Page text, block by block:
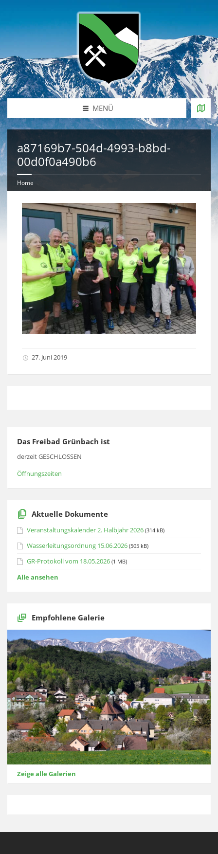
MENÜ
a87169b7-504d-4993-b8bd-
00d0f0a490b6
Home
27. Juni 2019
Das Freibad Grünbach ist
derzeit GESCHLOSSEN
Öffnungszeiten
Aktuelle Dokumente
Veranstaltungskalender 2. Halbjahr 2026 (314 kB)
Wasserleitungsordnung 15.06.2026 (505 kB)
GR-Protokoll vom 18.05.2026 (1 MB)
Alle ansehen
Empfohlene Galerie
Zeige alle Galerien